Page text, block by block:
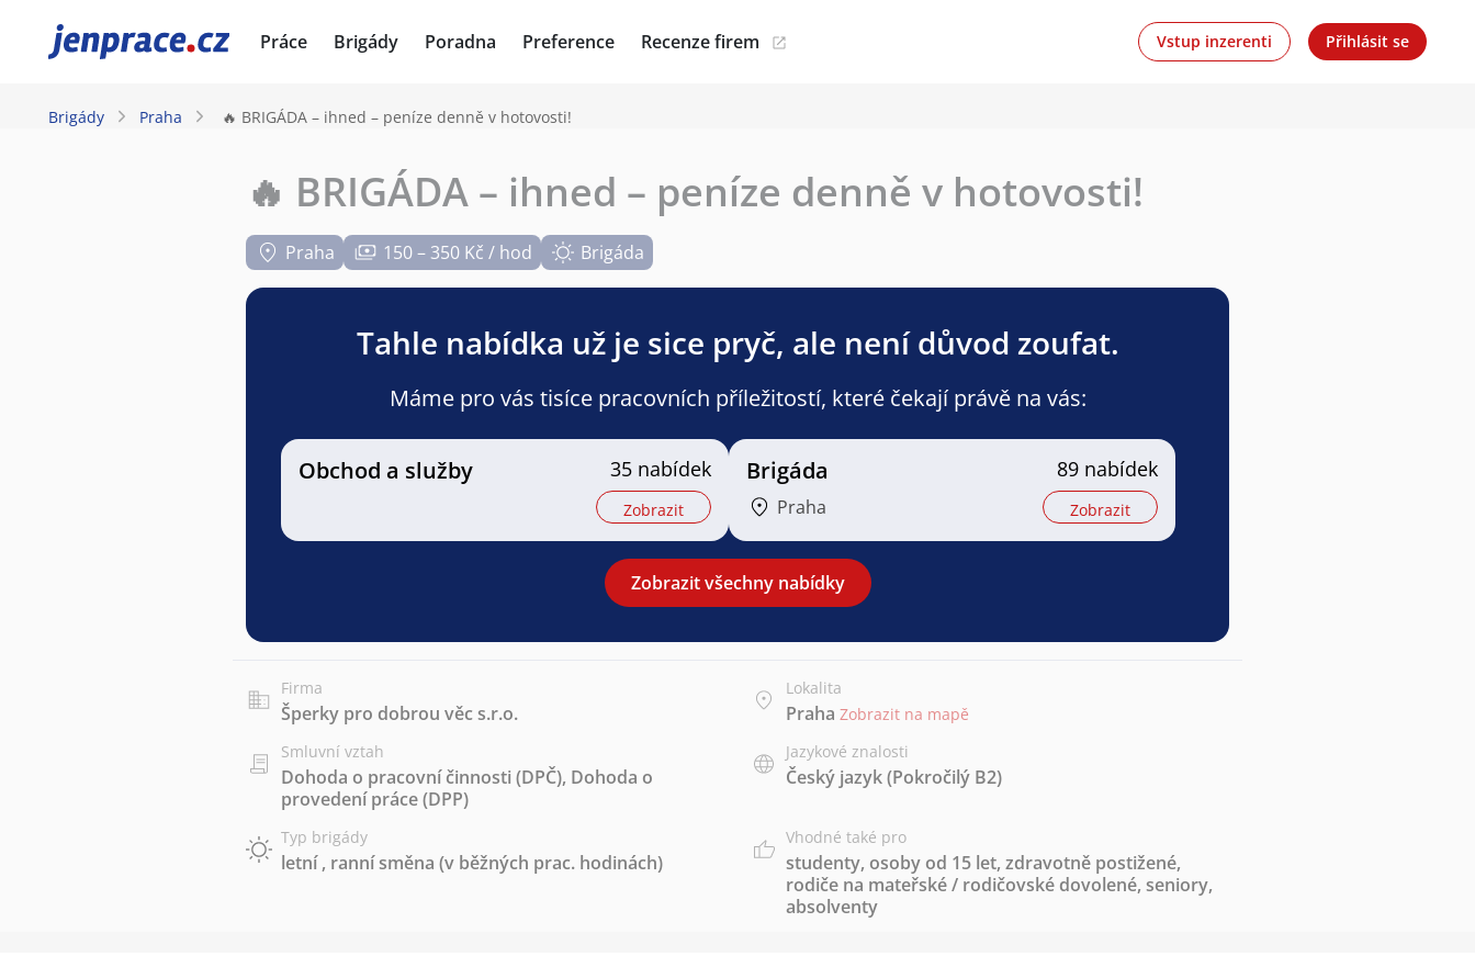
JenPráce.cz Práce Brigády Poradna Preference Recenze firem Vstup inzerenti Přihlásit se
Brigády Praha 🔥 BRIGÁDA – ihned – peníze denně v hotovosti!
🔥 BRIGÁDA – ihned – peníze denně v hotovosti!
Praha 150 – 350 Kč / hod Brigáda
Tahle nabídka už je sice pryč, ale není důvod zoufat.
Máme pro vás tisíce pracovních příležitostí, které čekají právě na vás:
Obchod a služby 35 nabídek
Zobrazit
Brigáda
Praha
89 nabídek
Zobrazit
Zobrazit všechny nabídky
Firma
Šperky pro dobrou věc s.r.o.
Lokalita
Praha Zobrazit na mapě
Smluvní vztah
Dohoda o pracovní činnosti (DPČ), Dohoda o
provedení práce (DPP)
Jazykové znalosti
Český jazyk(Pokročilý B2)
Typ brigády
letní , ranní směna (v běžných prac. hodinách)
Vhodné také pro
studenty, osoby od 15 let, zdravotně postižené,
rodiče na mateřské / rodičovské dovolené, seniory,
absolventy